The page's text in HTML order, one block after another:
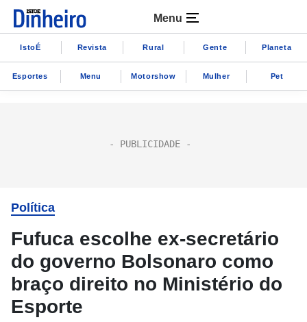
Menu
IstoÉ Revista Rural Gente Planeta
Esportes Menu Motorshow Mulher Pet
Política
Fufuca escolhe ex-secretário
do governo Bolsonaro como
braço direito no Ministério do
Esporte